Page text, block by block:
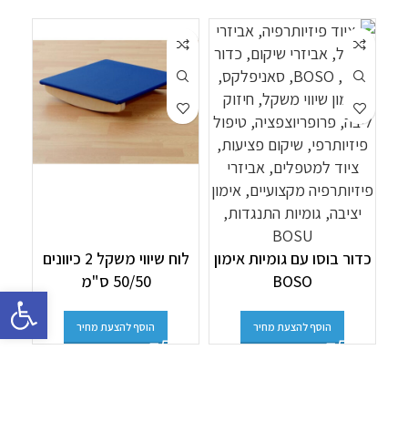
כדור בוסו עם גומיות אימון
BOSO
הוסף להצעת מחיר
לוח שיווי משקל 2 כיוונים
50/50 ס"מ
הוסף להצעת מחיר
פתח